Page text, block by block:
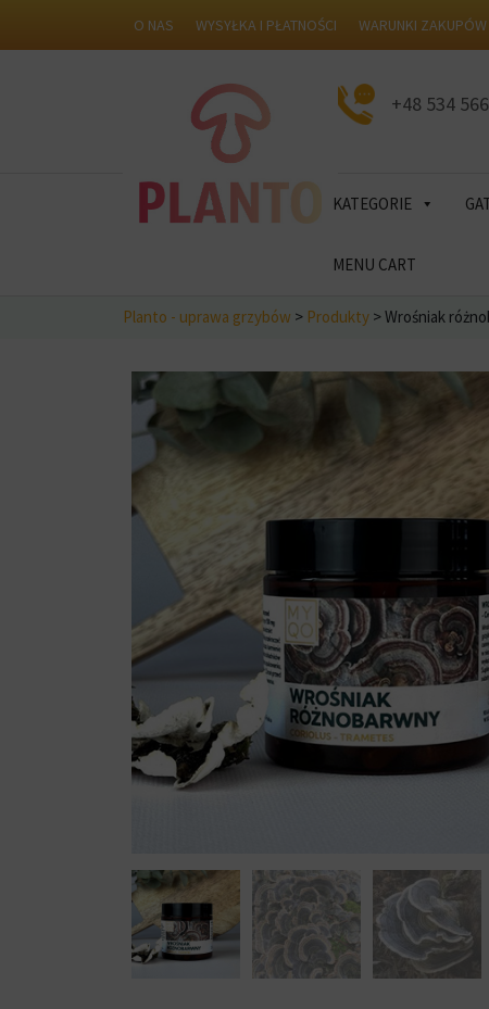
O NAS WYSYŁKA I PŁATNOŚCI WARUNKI ZAKUPÓW
+48 534
KATEGORIE
MENU CART
Planto - uprawa grzybów > Produkty >Wrośniak